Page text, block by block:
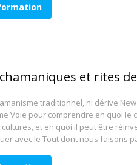
et rites
traditionnel, ni dérive New
Voie pour comprendre en quoi le
et en quoi il peut être
avec le Tout dont nous faisons